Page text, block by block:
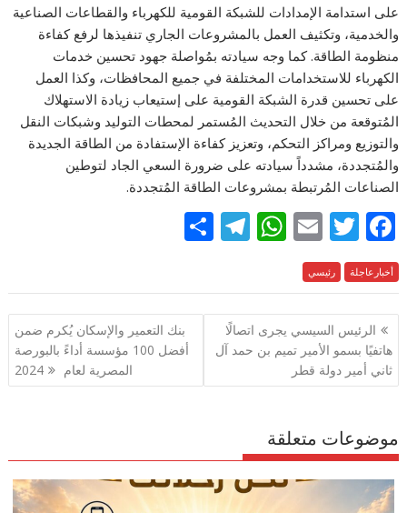
على استدامة الإمدادات للشبكة القومية للكهرباء والقطاعات الصناعية
والخدمية، وتكثيف العمل بالمشروعات الجاري تنفيذها لرفع كفاءة
منظومة الطاقة. كما وجه سيادته بمُواصلة جهود تحسين خدمات
الكهرباء للاستخدامات المختلفة في جميع المحافظات، وكذا العمل
على تحسين قدرة الشبكة القومية على إستيعاب زيادة الاستهلاك
المُتوقعة من خلال التحديث المُستمر لمحطات التوليد وشبكات النقل
والتوزيع ومراكز التحكم، وتعزيز كفاءة الإستفادة من الطاقة الجديدة
والمُتجددة، مشدداً سيادته على ضرورة السعي الجاد لتوطين
الصناعات المُرتبطة بمشروعات الطاقة المُتجددة.
F
ac
e
b
o
o
k
T
w
itt
er
E
m
ai
l
W
h
at
s
A
p
T
el
e
gr
ar
e
أخبارعاجلة رئيسي
تصفّح
المقالات
الرئيس السيسي يجرى اتصالًا
هاتفيًا بسمو الأمير تميم بن حمد آل
ثاني أمير دولة قطر
بنك التعمير والإسكان يُكرم ضمن
أفضل 100 مؤسسة أداءً بالبورصة
المصرية لعام 2024
موضوعات متعلقة